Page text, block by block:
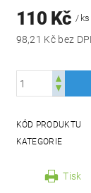
110 Kč/ ks
98,21 Kč bez
KÓD PRODUKTU
KATEGORIE
Tisk